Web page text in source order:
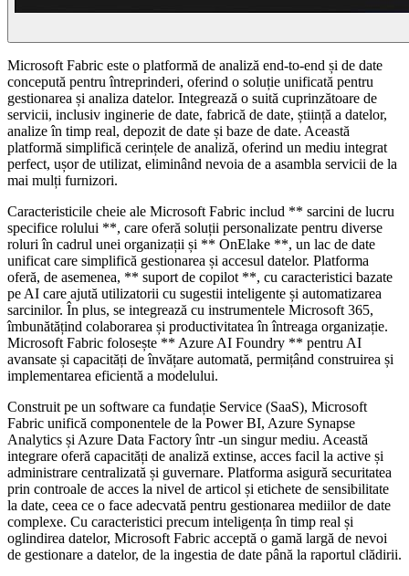
Microsoft Fabric este o platformă de analiză end-to-end și de date
concepută pentru întreprinderi, oferind o soluție unificată pentru
gestionarea și analiza datelor. Integrează o suită cuprinzătoare de
servicii, inclusiv inginerie de date, fabrică de date, știință a datelor,
analize în timp real, depozit de date și baze de date. Această
platformă simplifică cerințele de analiză, oferind un mediu integrat
perfect, ușor de utilizat, eliminând nevoia de a asambla servicii de la
mai mulți furnizori.
Caracteristicile cheie ale Microsoft Fabric includ ** sarcini de lucru
specifice rolului **, care oferă soluții personalizate pentru diverse
roluri în cadrul unei organizații și ** OnElake **, un lac de date
unificat care simplifică gestionarea și accesul datelor. Platforma
oferă, de asemenea, ** suport de copilot **, cu caracteristici bazate
pe AI care ajută utilizatorii cu sugestii inteligente și automatizarea
sarcinilor. În plus, se integrează cu instrumentele Microsoft 365,
îmbunătățind colaborarea și productivitatea în întreaga organizație.
Microsoft Fabric folosește ** Azure AI Foundry ** pentru AI
avansate și capacități de învățare automată, permițând construirea și
implementarea eficientă a modelului.
Construit pe un software ca fundație Service (SaaS), Microsoft
Fabric unifică componentele de la Power BI, Azure Synapse
Analytics și Azure Data Factory într -un singur mediu. Această
integrare oferă capacități de analiză extinse, acces facil la active și
administrare centralizată și guvernare. Platforma asigură securitatea
prin controale de acces la nivel de articol și etichete de sensibilitate
la date, ceea ce o face adecvată pentru gestionarea mediilor de date
complexe. Cu caracteristici precum inteligența în timp real și
oglindirea datelor, Microsoft Fabric acceptă o gamă largă de nevoi
de gestionare a datelor, de la ingestia de date până la raportul clădirii.